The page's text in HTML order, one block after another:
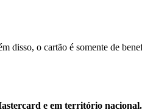
disso, o cartão é somente de
e em território nacional.